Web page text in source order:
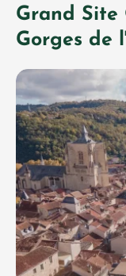
Grand Site
Gorges de